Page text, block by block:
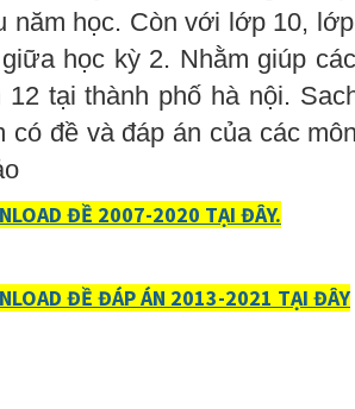
năm học. Còn với lớp 10,
học kỳ 2. Nhằm giúp
tại thành phố hà nội.
có đề và đáp án của các
ĐỀ 2007-2020 TẠI ĐÂY.
ĐỀ ĐÁP ÁN 2013-2021 TẠI ĐÂY